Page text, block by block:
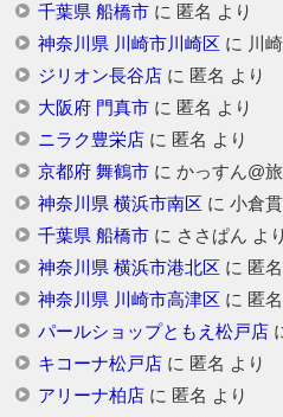
千葉県 船橋市に 匿名 より
神奈川県 川崎市川崎区 に 川崎
ジリオン長谷店に 匿名 より
大阪府 門真市に 匿名 より
ニラク豊栄店に 匿名 より
京都府 舞鶴市に かっすん@
神奈川県 横浜市南区 に 小倉
千葉県 船橋市に ささぱん より
神奈川県 横浜市港北区 に 匿名
神奈川県 川崎市高津区 に 匿名
パールショップともえ松戸店
キコーナ松戸店に 匿名 より
アリーナ柏店に 匿名 より